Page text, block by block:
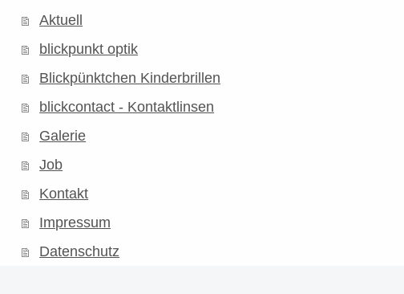
Aktuell
blickpunkt optik
Blickpünktchen Kinderbrillen
blickcontact - Kontaktlinsen
Galerie
Job
Kontakt
Impressum
Datenschutz